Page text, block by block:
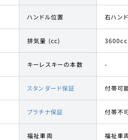
ハンドル位置 右ハン
排気量 (cc) 3600cc
キーレスキーの本数 -
スタンダード保証 付帯可
プラチナ保証 付帯不
福祉車両 福祉車